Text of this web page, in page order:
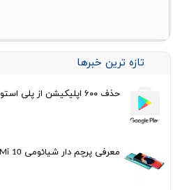
تازه ترین خبرها
حذف ۶۰۰ اپلیکیشن از پلی استور گوگل
معرفی پرچم دار شیائومی Mi 10 و Mi 10 Pro